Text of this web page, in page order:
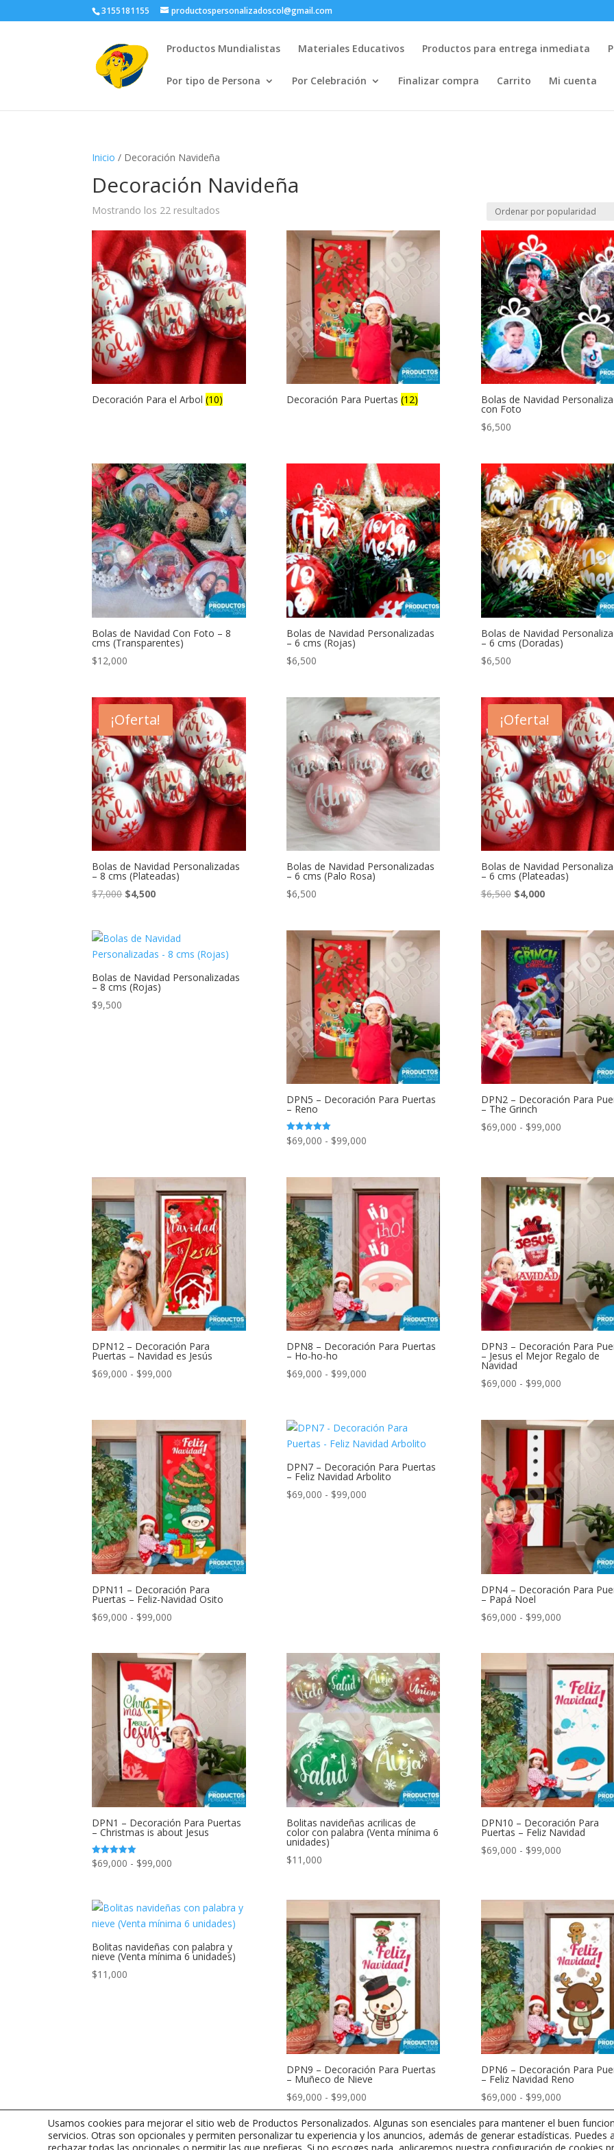
3155181155 productospersonalizadoscol@gmail.com
Productos Mundialistas Materiales Educativos Productos para entrega inmediata
Por tipo de Persona Por Celebración Finalizar compra Carrito Mi cuenta
Inicio / Decoración Navideña
Decoración Navideña
Mostrando los 22 resultados
popularidad
Decoración Para el Arbol(10) Decoración Para Puertas (12) Bolas de Navidad
con Foto
$6,500
Bolas de Navidad Con Foto – 8
cms (Transparentes)
$12,000
Bolas de Navidad Personalizadas
– 6 cms (Rojas)
$6,500
Bolas de Navidad
– 6 cms (Doradas)
$6,500
¡Oferta!
Bolas de Navidad Personalizadas
– 8 cms (Plateadas)
$7,000 El
era:
$7,000.
$4,500El
es:
$4,500.
Bolas de Navidad Personalizadas
– 6 cms (Palo Rosa)
$6,500
¡Oferta!
Bolas de Navidad
– 6 cms (Plateadas)
$6,500 El
era:
$6,500.
$4,000El
es:
$4,000.
Bolas de Navidad Personalizadas
– 8 cms (Rojas)
$9,500
DPN5 – Decoración Para Puertas
– Reno
Valorado
con
$69,000 - $99,000Rango
desde
$69,000
hasta
$99,000
DPN2 – Decoración Para
– The Grinch
$69,000 - $99,000Rango
$69,000
hasta
$99,000
DPN12 – Decoración Para
Puertas – Navidad es Jesús
$69,000 - $99,000
desde
$69,000
hasta
$99,000
DPN8 – Decoración Para Puertas
– Ho-ho-ho
$69,000 - $99,000Rango
$99,000
DPN3 – Decoración Para
– Jesus el Mejor Regalo de
Navidad
$69,000 - $99,000Rango
desde
$69,000
hasta
$99,000
DPN11 – Decoración Para
Puertas – Feliz-Navidad Osito
$69,000 - $99,000
desde
$69,000
hasta
$99,000
DPN7 – Decoración Para Puertas
– Feliz Navidad Arbolito
$69,000 - $99,000Rango
DPN4 – Decoración Para
– Papá Noel
$69,000 - $99,000Rango
desde
$69,000
hasta
$99,000
DPN1 – Decoración Para Puertas
– Christmas is about Jesus
Valorado
con
$69,000 - $99,000
desde
$69,000
$99,000
Bolitas navideñas acrilicas de
color con palabra (Venta mínima 6
unidades)
$11,000
DPN10 – Decoración Para
Puertas – Feliz Navidad
$69,000 - $99,000Rango
desde
$69,000
hasta
$99,000
Bolitas navideñas con palabra y
nieve (Venta mínima 6 unidades)
$11,000
DPN9 – Decoración Para Puertas
– Muñeco de Nieve
$69,000 - $99,000Rango
de
precios:
desde
DPN6 – Decoración Para
– Feliz Navidad Reno
$69,000 - $99,000Rango
de
precios:
desde
Usamos cookies para mejorar el sitio web de Productos Personalizados. Algunas son esenciales para mantener el buen
servicios. Otras son opcionales y permiten personalizar tu experiencia y los anuncios, además de generar estadísticas. Puedes